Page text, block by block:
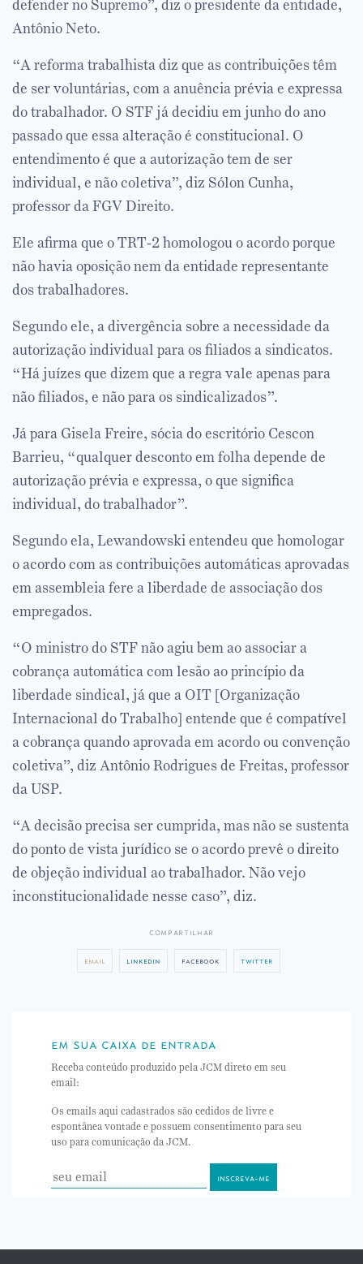
defender no Supremo”, diz o presidente da entidade,
Antônio Neto.
“A reforma trabalhista diz que as contribuições têm
de ser voluntárias, com a anuência prévia e expressa
do trabalhador. O STF já decidiu em junho do ano
passado que essa alteração é constitucional. O
entendimento é que a autorização tem de ser
individual, e não coletiva”, diz Sólon Cunha,
professor da FGV Direito.
Ele afirma que o TRT-2 homologou o acordo porque
não havia oposição nem da entidade representante
dos trabalhadores.
Segundo ele, a divergência sobre a necessidade da
autorização individual para os filiados a sindicatos.
“Há juízes que dizem que a regra vale apenas para
não filiados, e não para os sindicalizados”.
Já para Gisela Freire, sócia do escritório Cescon
Barrieu, “qualquer desconto em folha depende de
autorização prévia e expressa, o que significa
individual, do trabalhador”.
Segundo ela, Lewandowski entendeu que homologar
o acordo com as contribuições automáticas aprovadas
em assembleia fere a liberdade de associação dos
empregados.
“O ministro do STF não agiu bem ao associar a
cobrança automática com lesão ao princípio da
liberdade sindical, já que a OIT [Organização
Internacional do Trabalho] entende que é compatível
a cobrança quando aprovada em acordo ou convenção
coletiva”, diz Antônio Rodrigues de Freitas, professor
da USP.
“A decisão precisa ser cumprida, mas não se sustenta
do ponto de vista jurídico se o acordo prevê o direito
de objeção individual ao trabalhador. Não vejo
inconstitucionalidade nesse caso”, diz.
compartilhar
email linkedin facebook twitter
em sua caixa de entrada
Receba conteúdo produzido pela JCM direto em seu
email:
Os emails aqui cadastrados são cedidos de livre e
espontânea vontade e possuem consentimento para seu
uso para comunicação da JCM.